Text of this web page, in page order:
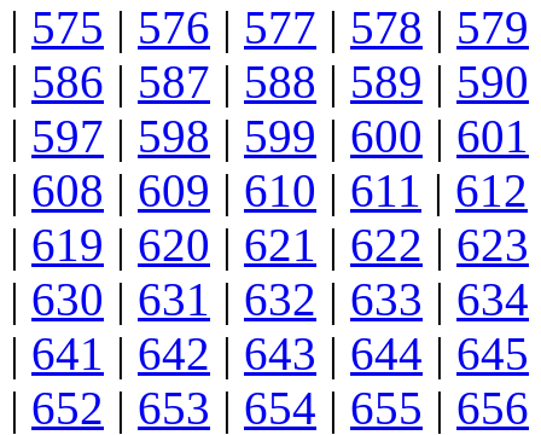
| 575 | 576 | 577 | 578 | 579
| 586 | 587 | 588 | 589 | 590
| 597 | 598 | 599 | 600 | 601
| 608 | 609 | 610 | 611 | 612
| 619 | 620 | 621 | 622 | 623
| 630 | 631 | 632 | 633 | 634
| 641 | 642 | 643 | 644 | 645
| 652 | 653 | 654 | 655 | 656